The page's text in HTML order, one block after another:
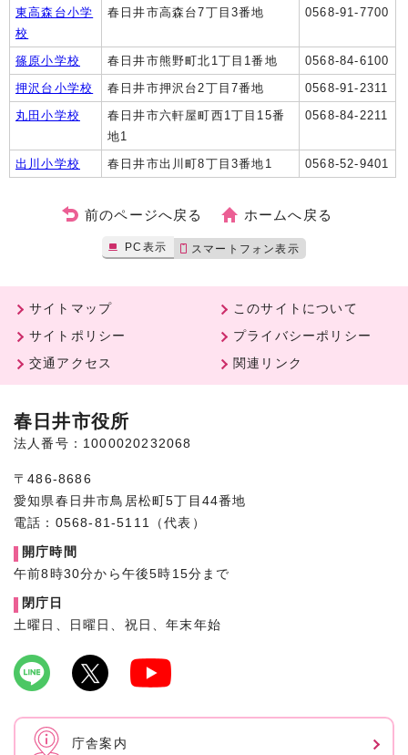
東高森台小学
校
春日井市高森台7丁目3番地 0568-91-7700
篠原小学校 春日井市熊野町北1丁目1番地
0568-84-6100
押沢台小学校
春日井市押沢台2丁目7番地
0568-91-2311
丸田小学校
春日井市六軒屋町西1丁目15番
地1
0568-84-2211
出川小学校 春日井市出川町8丁目3番地1 0568-52-9401
前のページへ戻る ホームへ戻る
PC表示 スマートフォン表示
サイトマップ
このサイトについて
サイトポリシー
プライバシーポリシー
交通アクセス
関連リンク
春日井市役所
法人番号：1000020232068
〒486-8686
愛知県春日井市鳥居松町5丁目44番地
電話：0568-81-5111（代表）
開庁時間
午前8時30分から午後5時15分まで
閉庁日
土曜日、日曜日、祝日、年末年始
庁舎案内